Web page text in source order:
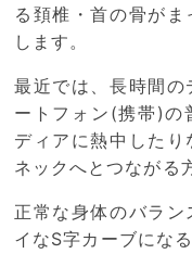
る頚椎・首の骨が
します。
最近では、長時間
ートフォン(携帯)の
ディアに熱中したり
ネックへとつながる
正常な身体のバラ
イなS字カーブにな